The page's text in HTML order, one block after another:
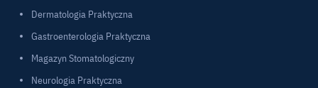
Dermatologia Praktyczna
Gastroenterologia Praktyczna
Magazyn Stomatologiczny
Neurologia Praktyczna